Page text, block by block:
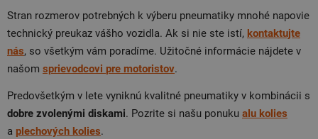
Stran rozmerov potrebných k výberu pneumatiky mnohé napovie
technický preukaz vášho vozidla. Ak si nie ste istí, kontaktujte
nás, so všetkým vám poradíme. Užitočné informácie nájdete v
našom sprievodcovi pre motoristov.
Predovšetkým v lete vyniknú kvalitné pneumatiky v kombinácii s
dobre zvolenými diskami. Pozrite si našu ponuku alu kolies
a plechových kolies.